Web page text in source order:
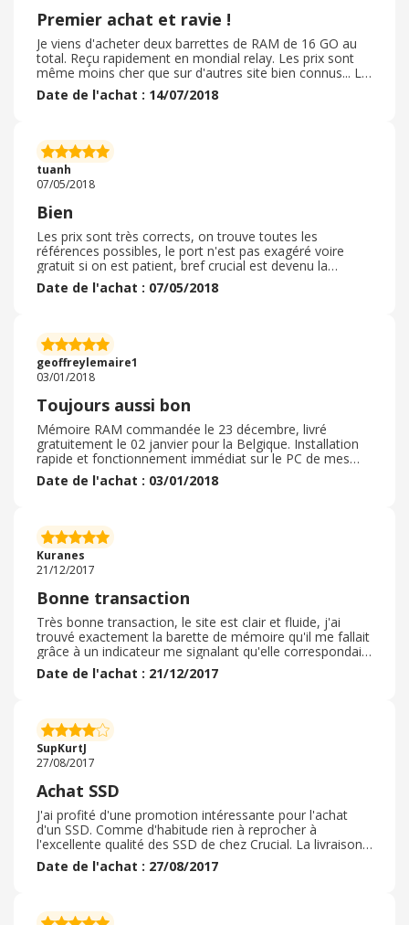
Premier achat et ravie !
Je viens d'acheter deux barrettes de RAM de 16 GO au
total. Reçu rapidement en mondial relay. Les prix sont
même moins cher que sur d'autres site bien connus... Le
paquet par contre : juste une enveloppe en plastique...
pas top pour du matos informatique ( mais tout est
Date de l'achat : 14/07/2018
tuanh
07/05/2018
Bien
Les prix sont très corrects, on trouve toutes les
références possibles, le port n'est pas exagéré voire
gratuit si on est patient, bref crucial est devenu la
référence pour la mémoire spécifique ou même
standard. Le site est bien fait et permet de trouver
Date de l'achat : 07/05/2018
geoffreylemaire1
03/01/2018
Toujours aussi bon
Mémoire RAM commandée le 23 décembre, livré
gratuitement le 02 janvier pour la Belgique. Installation
rapide et fonctionnement immédiat sur le PC de mes
beaux parents. Pas la première fois que j'installe du
Crucial, mais première fois que je commande via leur
Date de l'achat : 03/01/2018
Kuranes
21/12/2017
Bonne transaction
Très bonne transaction, le site est clair et fluide, j'ai
trouvé exactement la barette de mémoire qu'il me fallait
grâce à un indicateur me signalant qu'elle correspondait
pour mon ordinateur. Livraison rapide. Tout fonctionne.
Très satisfait!
Date de l'achat : 21/12/2017
SupKurtJ
27/08/2017
Achat SSD
J'ai profité d'une promotion intéressante pour l'achat
d'un SSD. Comme d'habitude rien à reprocher à
l'excellente qualité des SSD de chez Crucial. La livraison
n'été pas des plus rapide, voilà pourquoi j’enlève une
étoile, mais cela reste relativement correcte avec un peu
Date de l'achat : 27/08/2017